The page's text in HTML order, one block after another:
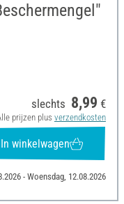
slechts 8,99 €
prijzen plus verzendkosten
In winkelwagen
- Woensdag, 12.08.2026